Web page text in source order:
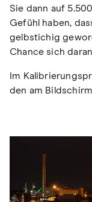
Sie dann auf
Gefühl haben,
gelbstichig
Chance sich
Im
den am